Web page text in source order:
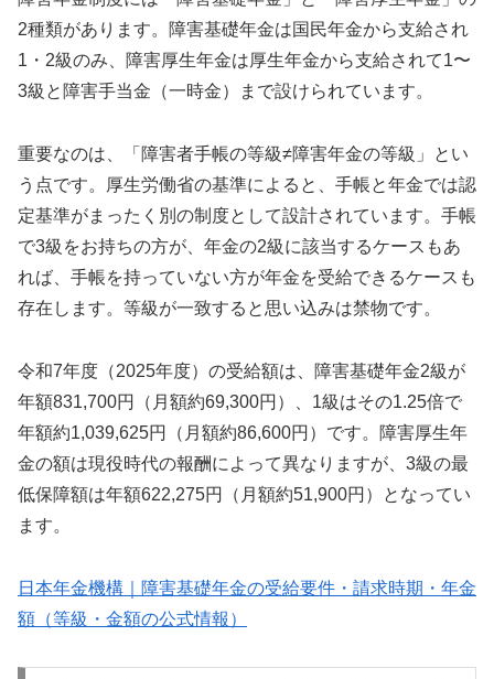
2種類があります。障害基礎年金は国民年金から支給され
1・2級のみ、障害厚生年金は厚生年金から支給されて1〜
3級と障害手当金（一時金）まで設けられています。
重要なのは、「障害者手帳の等級≠障害年金の等級」とい
う点です。厚生労働省の基準によると、手帳と年金では認
定基準がまったく別の制度として設計されています。手帳
で3級をお持ちの方が、年金の2級に該当するケースもあ
れば、手帳を持っていない方が年金を受給できるケースも
存在します。等級が一致すると思い込みは禁物です。
令和7年度（2025年度）の受給額は、障害基礎年金2級が
年額831,700円（月額約69,300円）、1級はその1.25倍で
年額約1,039,625円（月額約86,600円）です。障害厚生年
金の額は現役時代の報酬によって異なりますが、3級の最
低保障額は年額622,275円（月額約51,900円）となってい
ます。
日本年金機構｜障害基礎年金の受給要件・請求時期・年金
額（等級・金額の公式情報）